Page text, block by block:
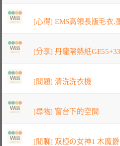
[心得] EMS高領長版毛衣.
[分享] 丹龍隔熱紙
[問題] 清洗洗衣機
[尋物] 窗台下的空間
[閒聊] 双極の女神1 木魔爵